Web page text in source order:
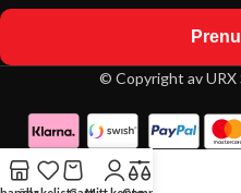
© Copyright av URX